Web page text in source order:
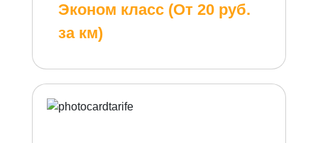
Эконом класс (От 20 руб.
за км)